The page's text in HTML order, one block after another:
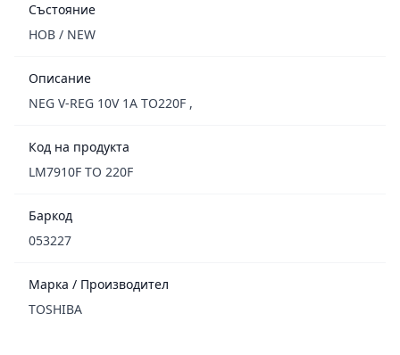
Състояние
НОВ / NEW
Описание
NEG V-REG 10V 1A TO220F ,
Код на продукта
LM7910F TO 220F
Баркод
053227
Марка / Производител
TOSHIBA